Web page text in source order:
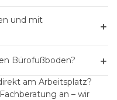
und mit
＋
Bürofußboden? ＋
am Arbeitsplatz?
an – wir